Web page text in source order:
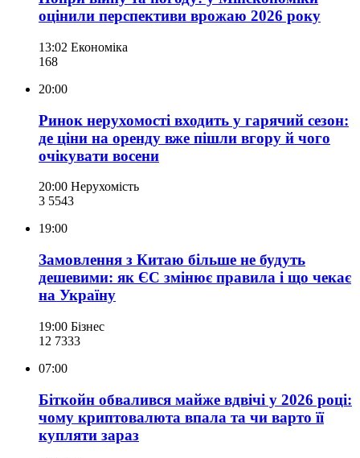
оцінили перспективи врожаю 2026 року
13:02 Економіка
168
20:00
Ринок нерухомості входить у гарячий сезон:
де ціни на оренду вже пішли вгору й чого
очікувати восени
20:00 Нерухомість
3 5543
19:00
Замовлення з Китаю більше не будуть
дешевими: як ЄС змінює правила і що чекає
на Україну
19:00 Бізнес
12 7333
07:00
Біткойн обвалився майже вдвічі у 2026 році:
чому криптовалюта впала та чи варто її
купляти зараз